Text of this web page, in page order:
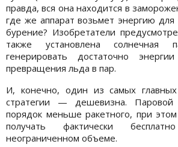
правда, вся она находится в
где же аппарат возьмет энергию для
бурение? Изобретатели
также установлена солнечная
генерировать достаточно
превращения льда в пар.
И, конечно, один из самых
стратегии — дешевизна.
порядок меньше ракетного, при
получать фактически
неограниченном объеме.